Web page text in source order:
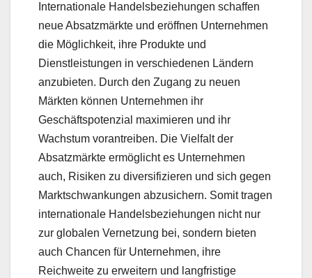
Internationale Handelsbeziehungen schaffen
neue Absatzmärkte und eröffnen Unternehmen
die Möglichkeit, ihre Produkte und
Dienstleistungen in verschiedenen Ländern
anzubieten. Durch den Zugang zu neuen
Märkten können Unternehmen ihr
Geschäftspotenzial maximieren und ihr
Wachstum vorantreiben. Die Vielfalt der
Absatzmärkte ermöglicht es Unternehmen
auch, Risiken zu diversifizieren und sich gegen
Marktschwankungen abzusichern. Somit tragen
internationale Handelsbeziehungen nicht nur
zur globalen Vernetzung bei, sondern bieten
auch Chancen für Unternehmen, ihre
Reichweite zu erweitern und langfristige